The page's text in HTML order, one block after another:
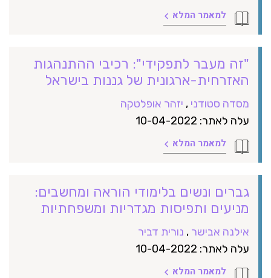
למאמר המלא
"זה מעבר לתפקידי": רכיבי ההתנהגות
האזרחית-ארגונית של גננות בישראל
מסדה סטודני , יזהר אופלטקה
עלה לאתר: 10-04-2022
למאמר המלא
גברים ונשים בלימודי הוראה ומחשבים:
מניעים ותפיסות מגדריות ומשפחתיות
אילנה אבישר , נורית דביר
עלה לאתר: 10-04-2022
למאמר המלא